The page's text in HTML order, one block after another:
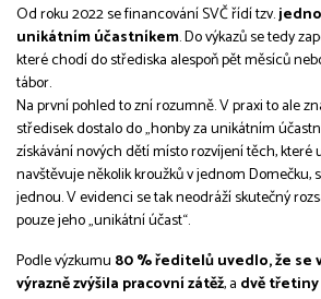
Od roku 2022 se financování SVČ řídí tzv.
unikátním účastníkem. Do výkazů se tedy
které chodí do střediska alespoň pět měsíců
tábor.
Na první pohled to zní rozumně. V praxi to ale
středisek dostalo do „honby za unikátním
získávání nových dětí místo rozvíjení těch, které
navštěvuje několik kroužků v jednom Domečku,
jednou. V evidenci se tak neodráží skutečný
pouze jeho „unikátní účast“.
Podle výzkumu 80 % ředitelů uvedlo, že
výrazně zvýšila pracovní zátěž, a dvě třetiny